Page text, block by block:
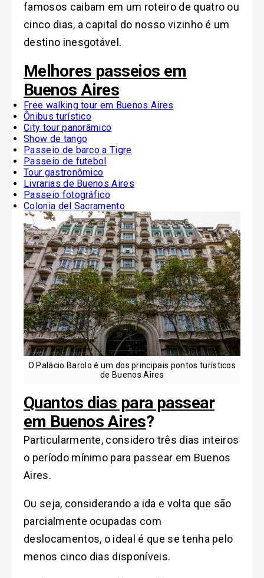
famosos caibam em um roteiro de quatro ou
cinco dias, a capital do nosso vizinho é um
destino inesgotável.
Melhores passeios em
Buenos Aires
Free walking tour em Buenos Aires
Ônibus turístico
City tour panorâmico
Show de tango
Passeio de barco a Tigre
Passeio de futebol
Tour gastronômico
Livrarias de Buenos Aires
Passeio fotográfico
Colonia del Sacramento
O Palácio Barolo é um dos principais pontos turísticos
de Buenos Aires
Quantos dias para passear
em Buenos Aires?
Particularmente, considero três dias inteiros
o período mínimo para passear em Buenos
Aires.
Ou seja, considerando a ida e volta que são
parcialmente ocupadas com
deslocamentos, o ideal é que se tenha pelo
menos cinco dias disponíveis.